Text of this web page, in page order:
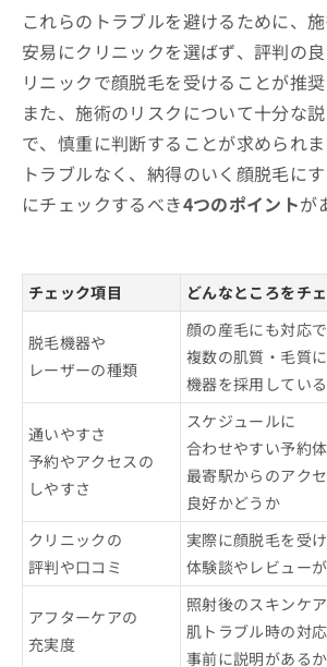
これらのトラブルを避けるために、
安易にクリニックを選ばず、評判の
リニックで顔脱毛を受けることが推奨
また、施術のリスクについて十分な
で、慎重に判断することが求められま
トラブルなく、納得のいく顔脱毛に
にチェックするべき4つのポイントが
チェック項目 どんなところをチ
脱毛機器や
レーザーの種類
顔の産毛にも対応で
複数の肌質・毛質
機器を採用してい
通いやすさ
予約やアクセスの
しやすさ
スケジュールに
合わせやすい予約体
最寄駅からのアク
良好かどうか
クリニックの
評判や口コミ
実際に顔脱毛を受
体験談やレビュー
アフターケアの
充実度
照射後のスキンケア
肌トラブル時の対
事前に説明があるか